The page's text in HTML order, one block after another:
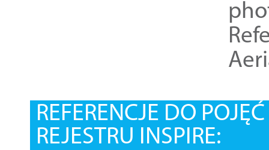
REFERENCJE DO
REJESTRU INSPIRE: